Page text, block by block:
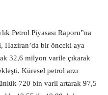
Petrol Piyasası Raporu”na
Haziran’da bir önceki aya
32,6 milyon varile çıkarak
Küresel petrol arzı
720 bin varil artarak 97,5